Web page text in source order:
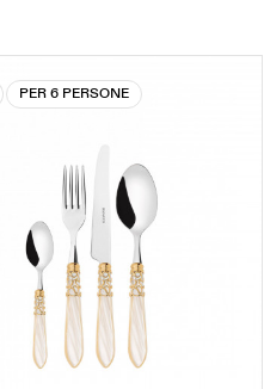
PER 6 PERSONE